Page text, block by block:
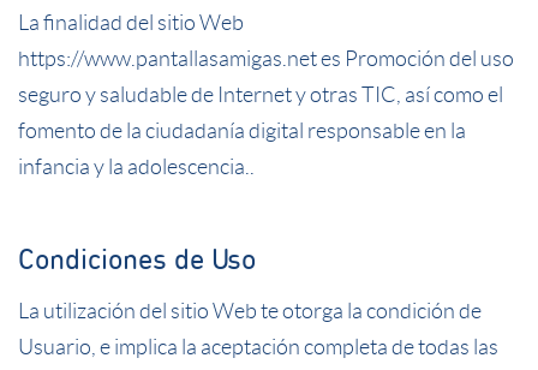
La finalidad del sitio Web
https://www.pantallasamigas.netes Promoción del uso
seguro y saludable de Internet y otras TIC, así como el
fomento de la ciudadanía digital responsable en la
infancia y la adolescencia..
Condiciones de Uso
La utilización del sitio Web te otorga la condición de
Usuario, e implica la aceptación completa de todas las